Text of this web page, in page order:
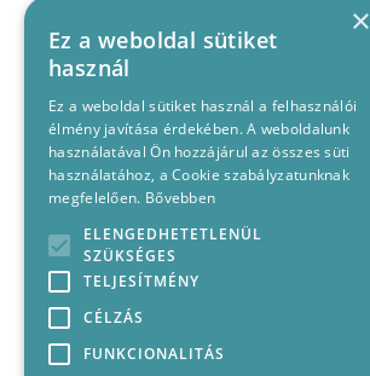
×
Ez a weboldal sütiket
használ
Ez a weboldal sütiket használ a felhasználói
élmény javítása érdekében. A weboldalunk
használatával Ön hozzájárul az összes süti
használatához, a Cookie szabályzatunknak
megfelelően. Bővebben
ELENGEDHETETLENÜL
SZÜKSÉGES
TELJESÍTMÉNY
CÉLZÁS
FUNKCIONALITÁS